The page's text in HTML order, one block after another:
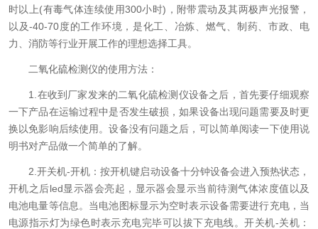
时以上(有毒气体连续使用300小时)，附带震动及其两极声光报警，
以及-40-70度的工作环境，是化工、冶炼、燃气、制药、市政、电
力、消防等行业开展工作的理想选择工具。
二氧化硫检测仪的使用方法：
1.在收到厂家发来的二氧化硫检测仪设备之后，首先要仔细观察
一下产品在运输过程中是否发生破损，如果设备出现问题需要及时更
换以免影响后续使用。设备没有问题之后，可以简单阅读一下使用说
明书对产品做一个简单的了解。
2.开关机-开机：按开机键启动设备十分钟设备会进入预热状态，
开机之后led显示器会亮起，显示器会显示当前待测气体浓度值以及
电池电量等信息。当电池图标显示为空时表示设备需要进行充电，当
电源指示灯为绿色时表示充电完毕可以拔下充电线。开关机-关机：